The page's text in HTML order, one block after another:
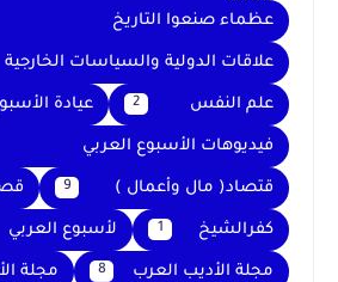
عظماء صنعوا التاريخ
علاقات الدولية والسياسات الخارجية
علم النفس 2 عيادة
فيديوهات الأسبوع العربي
قتصاد( مال وأعمال ) 9
كفرالشيخ 1 لأسبوع العربي
مجلة الأديب العرب 8 مجلة